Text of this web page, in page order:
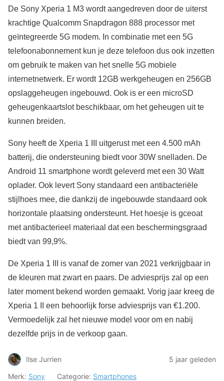
De Sony Xperia 1 M3 wordt aangedreven door de uiterst
krachtige Qualcomm Snapdragon 888 processor met
geïntegreerde 5G modem. In combinatie met een 5G
telefoonabonnement kun je deze telefoon dus ook inzetten
om gebruik te maken van het snelle 5G mobiele
internetnetwerk. Er wordt 12GB werkgeheugen en 256GB
opslaggeheugen ingebouwd. Ook is er een microSD
geheugenkaartslot beschikbaar, om het geheugen uit te
kunnen breiden.
Sony heeft de Xperia 1 III uitgerust met een 4.500 mAh
batterij, die ondersteuning biedt voor 30W snelladen. De
Android 11 smartphone wordt geleverd met een 30 Watt
oplader. Ook levert Sony standaard een antibacteriële
stijlhoes mee, die dankzij de ingebouwde standaard ook
horizontale plaatsing ondersteunt. Het hoesje is gceoat
met antibacterieel materiaal dat een beschermingsgraad
biedt van 99,9%.
De Xperia 1 III is vanaf de zomer van 2021 verkrijgbaar in
de kleuren mat zwart en paars. De adviesprijs zal op een
later moment bekend worden gemaakt. Vorig jaar kreeg de
Xperia 1 II een behoorlijk forse adviesprijs van €1.200.
Vermoedelijk zal het nieuwe model voor om en nabij
dezelfde prijs in de verkoop gaan.
Ilse Jurrien
5 jaar geleden
Merk: Sony Categorie: Smartphones